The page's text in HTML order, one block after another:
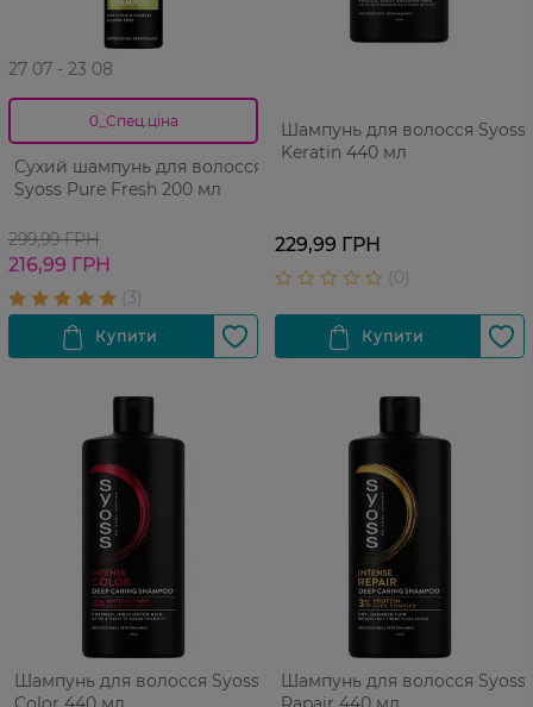
27 07 - 23 08
0_Спец.ціна
Сухий шампунь для волосся
Syoss Pure Fresh 200 мл
299,99 ГРН
216,99 ГРН
Шампунь для волосся Syoss
Keratin 440 мл
229,99 ГРН
Шампунь для волосся Syoss
Шампунь для волосся Syoss